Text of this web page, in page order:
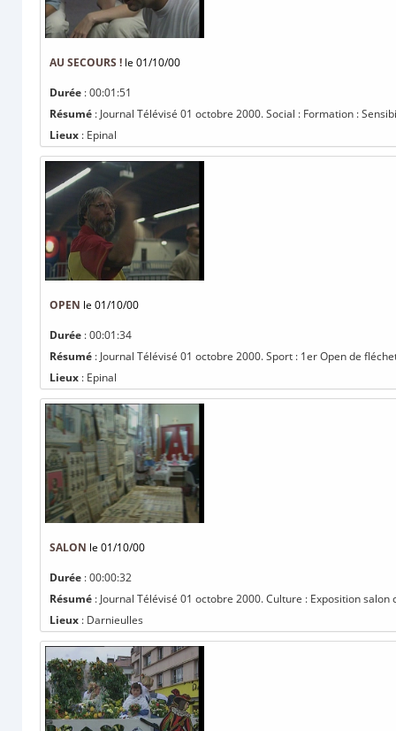
AU SECOURS ! le 01/10/00
Durée : 00:01:51
Résumé : Journal Télévisé 01 octobre 2000. Social : Formation :
Lieux : Epinal
OPEN le 01/10/00
Durée : 00:01:34
Résumé : Journal Télévisé 01 octobre 2000. Sport : 1er Open de
Lieux : Epinal
SALON le 01/10/00
Durée : 00:00:32
Résumé : Journal Télévisé 01 octobre 2000. Culture : Exposition
Lieux : Darnieulles